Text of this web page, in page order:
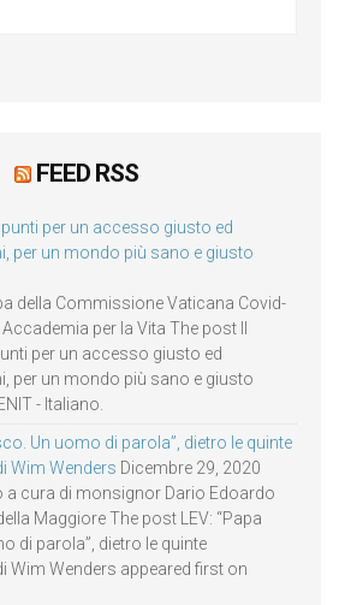
FEED RSS
punti per un accesso giusto ed
per un mondo più sano e giusto
della Commissione Vaticana Covid-
per la Vita The post Il
per un accesso giusto ed
per un mondo più sano e giusto
- Italiano.
Un uomo di parola”, dietro le quinte
Wim Wenders Dicembre 29, 2020
cura di monsignor Dario Edoardo
Maggiore The post LEV: “Papa
di parola”, dietro le quinte
Wim Wenders appeared first on